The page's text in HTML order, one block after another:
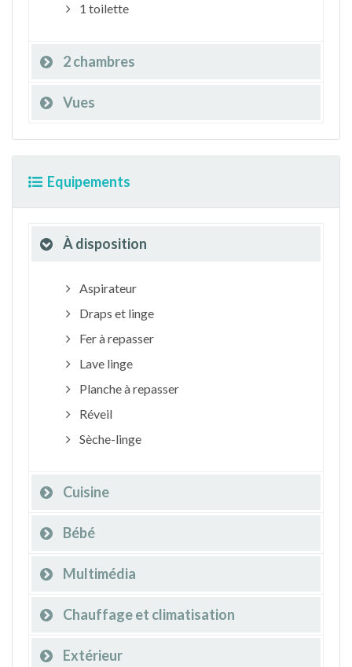
1 toilette
2 chambres
Vues
Equipements
À disposition
Aspirateur
Draps et linge
Fer à repasser
Lave linge
Planche à repasser
Réveil
Sèche-linge
Cuisine
Bébé
Multimédia
Chauffage et climatisation
Extérieur